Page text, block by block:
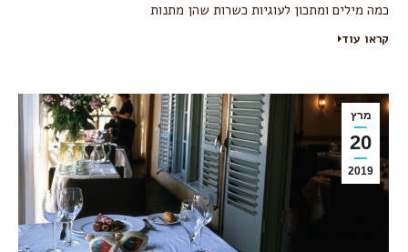
כמה מילים ומתכון לעוגיות כשרות שהן מתנות
קראו עוד
מרץ
20
2019